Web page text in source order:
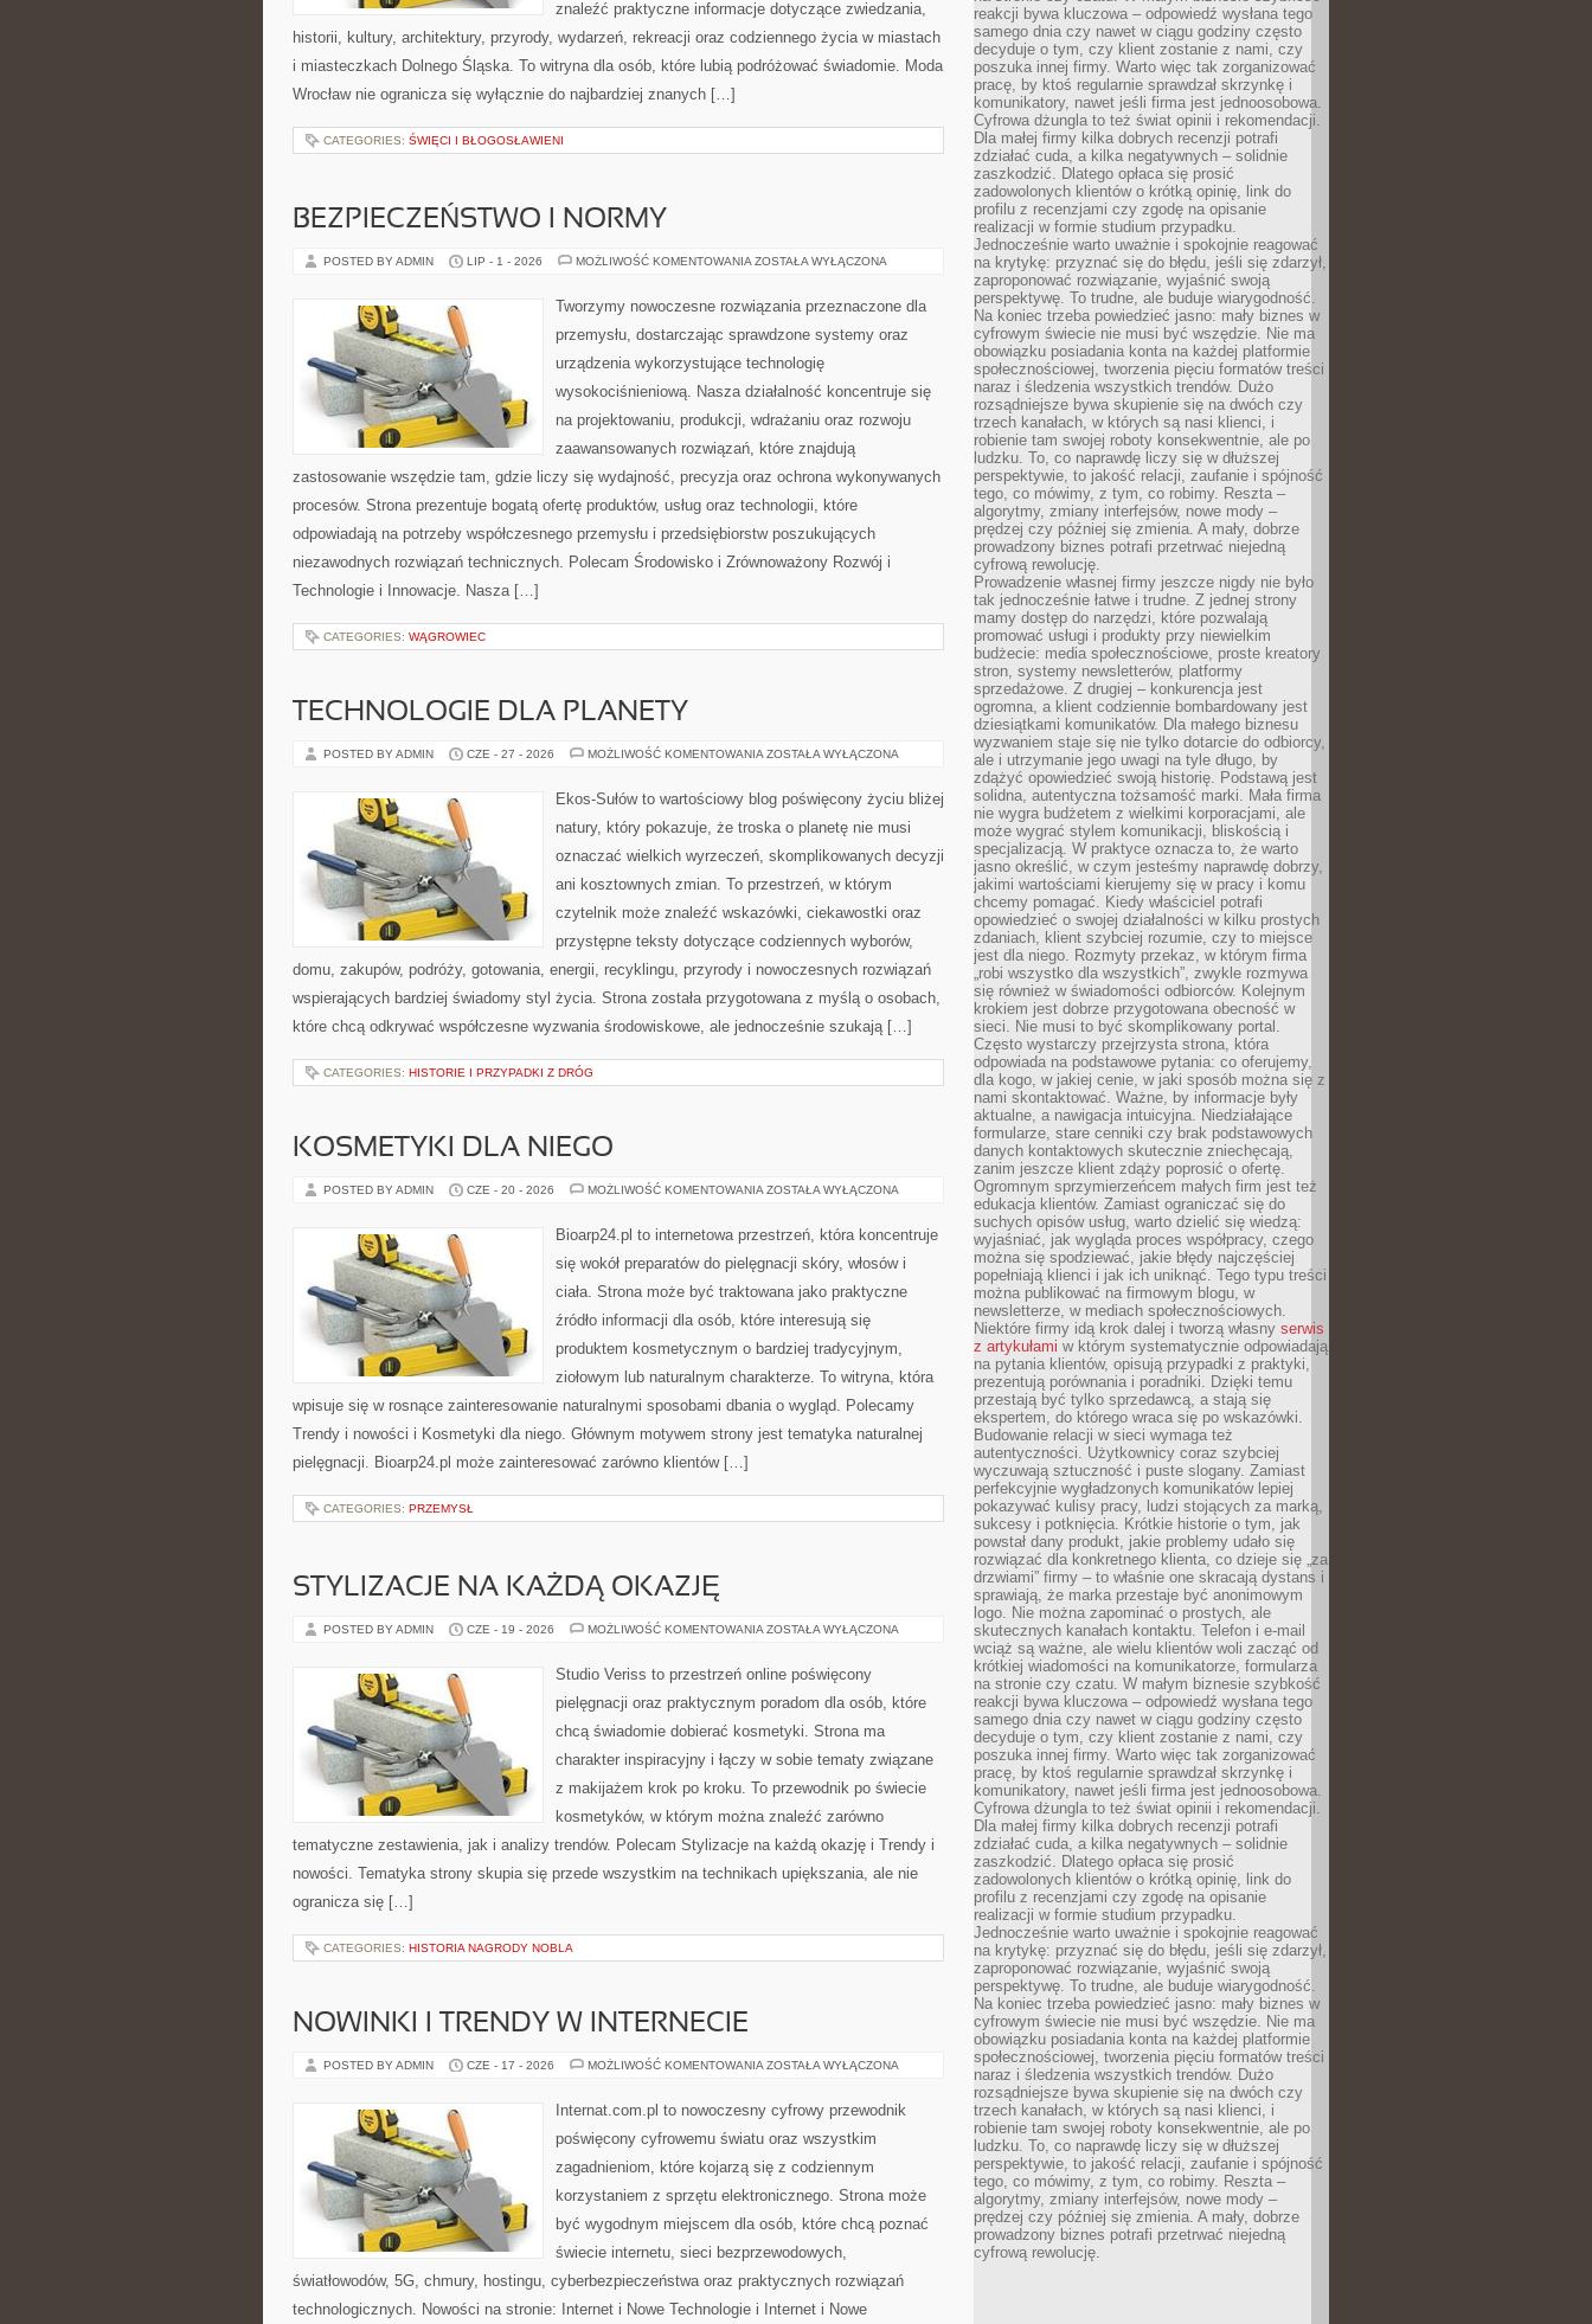
znaleźć praktyczne informacje dotyczące zwiedzania,
historii, kultury, architektury, przyrody, wydarzeń, rekreacji oraz codziennego życia w miastach
i miasteczkach Dolnego Śląska. To witryna dla osób, które lubią podróżować świadomie. Moda
Wrocław nie ogranicza się wyłącznie do najbardziej znanych […]
CATEGORIES: ŚWIĘCI I BŁOGOSŁAWIENI
BEZPIECZEŃSTWO I NORMY
POSTED BY ADMIN LIP - 1 - 2026 MOŻLIWOŚĆ KOMENTOWANIA BEZPIECZEŃSTWO
ZOSTAŁA WYŁĄCZONA
Tworzymy nowoczesne rozwiązania przeznaczone dla
przemysłu, dostarczając sprawdzone systemy oraz
urządzenia wykorzystujące technologię
wysokociśnieniową. Nasza działalność koncentruje się
na projektowaniu, produkcji, wdrażaniu oraz rozwoju
zaawansowanych rozwiązań, które znajdują
zastosowanie wszędzie tam, gdzie liczy się wydajność, precyzja oraz ochrona wykonywanych
procesów. Strona prezentuje bogatą ofertę produktów, usług oraz technologii, które
odpowiadają na potrzeby współczesnego przemysłu i przedsiębiorstw poszukujących
niezawodnych rozwiązań technicznych. Polecam Środowisko i Zrównoważony Rozwój i
Technologie i Innowacje. Nasza […]
CATEGORIES: WĄGROWIEC
TECHNOLOGIE DLA PLANETY
POSTED BY ADMIN CZE - 27 - 2026 MOŻLIWOŚĆ KOMENTOWANIA TECHNOLOGIE
ZOSTAŁA WYŁĄCZONA
Ekos-Sułów to wartościowy blog poświęcony życiu bliżej
natury, który pokazuje, że troska o planetę nie musi
oznaczać wielkich wyrzeczeń, skomplikowanych decyzji
ani kosztownych zmian. To przestrzeń, w którym
czytelnik może znaleźć wskazówki, ciekawostki oraz
przystępne teksty dotyczące codziennych wyborów,
domu, zakupów, podróży, gotowania, energii, recyklingu, przyrody i nowoczesnych rozwiązań
wspierających bardziej świadomy styl życia. Strona została przygotowana z myślą o osobach,
które chcą odkrywać współczesne wyzwania środowiskowe, ale jednocześnie szukają […]
CATEGORIES: HISTORIE I PRZYPADKI Z DRÓG
KOSMETYKI DLA NIEGO
POSTED BY ADMIN CZE - 20 - 2026 MOŻLIWOŚĆ KOMENTOWANIA KOSMETYKI
ZOSTAŁA WYŁĄCZONA
Bioarp24.pl to internetowa przestrzeń, która koncentruje
się wokół preparatów do pielęgnacji skóry, włosów i
ciała. Strona może być traktowana jako praktyczne
źródło informacji dla osób, które interesują się
produktem kosmetycznym o bardziej tradycyjnym,
ziołowym lub naturalnym charakterze. To witryna, która
wpisuje się w rosnące zainteresowanie naturalnymi sposobami dbania o wygląd. Polecamy
Trendy i nowości i Kosmetyki dla niego. Głównym motywem strony jest tematyka naturalnej
pielęgnacji. Bioarp24.pl może zainteresować zarówno klientów […]
CATEGORIES: PRZEMYSŁ
STYLIZACJE NA KAŻDĄ OKAZJĘ
POSTED BY ADMIN CZE - 19 - 2026 MOŻLIWOŚĆ KOMENTOWANIA STYLIZACJE
OKAZJĘ
ZOSTAŁA WYŁĄCZONA
Studio Veriss to przestrzeń online poświęcony
pielęgnacji oraz praktycznym poradom dla osób, które
chcą świadomie dobierać kosmetyki. Strona ma
charakter inspiracyjny i łączy w sobie tematy związane
z makijażem krok po kroku. To przewodnik po świecie
kosmetyków, w którym można znaleźć zarówno
tematyczne zestawienia, jak i analizy trendów. Polecam Stylizacje na każdą okazję i Trendy i
nowości. Tematyka strony skupia się przede wszystkim na technikach upiększania, ale nie
ogranicza się […]
CATEGORIES: HISTORIA NAGRODY NOBLA
NOWINKI I TRENDY W INTERNECIE
POSTED BY ADMIN CZE - 17 - 2026 MOŻLIWOŚĆ KOMENTOWANIA NOWINKI
INTERNECIE
ZOSTAŁA WYŁĄCZONA
Internat.com.pl to nowoczesny cyfrowy przewodnik
poświęcony cyfrowemu światu oraz wszystkim
zagadnieniom, które kojarzą się z codziennym
korzystaniem z sprzętu elektronicznego. Strona może
być wygodnym miejscem dla osób, które chcą poznać
świecie internetu, sieci bezprzewodowych,
światłowodów, 5G, chmury, hostingu, cyberbezpieczeństwa oraz praktycznych rozwiązań
technologicznych. Nowości na stronie: Internet i Nowe Technologie i Internet i Nowe
reakcji bywa kluczowa – odpowiedź wysłana tego
samego dnia czy nawet w ciągu godziny często
decyduje o tym, czy klient zostanie z nami, czy
poszuka innej firmy. Warto więc tak zorganizować
pracę, by ktoś regularnie sprawdzał skrzynkę i
komunikatory, nawet jeśli firma jest jednoosobowa.
Cyfrowa dżungla to też świat opinii i rekomendacji.
Dla małej firmy kilka dobrych recenzji potrafi
zdziałać cuda, a kilka negatywnych – solidnie
zaszkodzić. Dlatego opłaca się prosić
zadowolonych klientów o krótką opinię, link do
profilu z recenzjami czy zgodę na opisanie
realizacji w formie studium przypadku.
Jednocześnie warto uważnie i spokojnie reagować
na krytykę: przyznać się do błędu, jeśli się zdarzył,
zaproponować rozwiązanie, wyjaśnić swoją
perspektywę. To trudne, ale buduje wiarygodność.
Na koniec trzeba powiedzieć jasno: mały biznes w
cyfrowym świecie nie musi być wszędzie. Nie ma
obowiązku posiadania konta na każdej platformie
społecznościowej, tworzenia pięciu formatów treści
naraz i śledzenia wszystkich trendów. Dużo
rozsądniejsze bywa skupienie się na dwóch czy
trzech kanałach, w których są nasi klienci, i
robienie tam swojej roboty konsekwentnie, ale po
ludzku. To, co naprawdę liczy się w dłuższej
perspektywie, to jakość relacji, zaufanie i spójność
tego, co mówimy, z tym, co robimy. Reszta –
algorytmy, zmiany interfejsów, nowe mody –
prędzej czy później się zmienia. A mały, dobrze
prowadzony biznes potrafi przetrwać niejedną
cyfrową rewolucję.
Prowadzenie własnej firmy jeszcze nigdy nie było
tak jednocześnie łatwe i trudne. Z jednej strony
mamy dostęp do narzędzi, które pozwalają
promować usługi i produkty przy niewielkim
budżecie: media społecznościowe, proste kreatory
stron, systemy newsletterów, platformy
sprzedażowe. Z drugiej – konkurencja jest
ogromna, a klient codziennie bombardowany jest
dziesiątkami komunikatów. Dla małego biznesu
wyzwaniem staje się nie tylko dotarcie do odbiorcy,
ale i utrzymanie jego uwagi na tyle długo, by
zdążyć opowiedzieć swoją historię. Podstawą jest
solidna, autentyczna tożsamość marki. Mała firma
nie wygra budżetem z wielkimi korporacjami, ale
może wygrać stylem komunikacji, bliskością i
specjalizacją. W praktyce oznacza to, że warto
jasno określić, w czym jesteśmy naprawdę dobrzy,
jakimi wartościami kierujemy się w pracy i komu
chcemy pomagać. Kiedy właściciel potrafi
opowiedzieć o swojej działalności w kilku prostych
zdaniach, klient szybciej rozumie, czy to miejsce
jest dla niego. Rozmyty przekaz, w którym firma
„robi wszystko dla wszystkich”, zwykle rozmywa
się również w świadomości odbiorców. Kolejnym
krokiem jest dobrze przygotowana obecność w
sieci. Nie musi to być skomplikowany portal.
Często wystarczy przejrzysta strona, która
odpowiada na podstawowe pytania: co oferujemy,
dla kogo, w jakiej cenie, w jaki sposób można się z
nami skontaktować. Ważne, by informacje były
aktualne, a nawigacja intuicyjna. Niedziałające
formularze, stare cenniki czy brak podstawowych
danych kontaktowych skutecznie zniechęcają,
zanim jeszcze klient zdąży poprosić o ofertę.
Ogromnym sprzymierzeńcem małych firm jest też
edukacja klientów. Zamiast ograniczać się do
suchych opisów usług, warto dzielić się wiedzą:
wyjaśniać, jak wygląda proces współpracy, czego
można się spodziewać, jakie błędy najczęściej
popełniają klienci i jak ich uniknąć. Tego typu treści
można publikować na firmowym blogu, w
newsletterze, w mediach społecznościowych.
Niektóre firmy idą krok dalej i tworzą własny serwis
z artykułami w którym systematycznie odpowiadają
na pytania klientów, opisują przypadki z praktyki,
prezentują porównania i poradniki. Dzięki temu
przestają być tylko sprzedawcą, a stają się
ekspertem, do którego wraca się po wskazówki.
Budowanie relacji w sieci wymaga też
autentyczności. Użytkownicy coraz szybciej
wyczuwają sztuczność i puste slogany. Zamiast
perfekcyjnie wygładzonych komunikatów lepiej
pokazywać kulisy pracy, ludzi stojących za marką,
sukcesy i potknięcia. Krótkie historie o tym, jak
powstał dany produkt, jakie problemy udało się
rozwiązać dla konkretnego klienta, co dzieje się „za
drzwiami” firmy – to właśnie one skracają dystans i
sprawiają, że marka przestaje być anonimowym
logo. Nie można zapominać o prostych, ale
skutecznych kanałach kontaktu. Telefon i e-mail
wciąż są ważne, ale wielu klientów woli zacząć od
krótkiej wiadomości na komunikatorze, formularza
na stronie czy czatu. W małym biznesie szybkość
reakcji bywa kluczowa – odpowiedź wysłana tego
samego dnia czy nawet w ciągu godziny często
decyduje o tym, czy klient zostanie z nami, czy
poszuka innej firmy. Warto więc tak zorganizować
pracę, by ktoś regularnie sprawdzał skrzynkę i
komunikatory, nawet jeśli firma jest jednoosobowa.
Cyfrowa dżungla to też świat opinii i rekomendacji.
Dla małej firmy kilka dobrych recenzji potrafi
zdziałać cuda, a kilka negatywnych – solidnie
zaszkodzić. Dlatego opłaca się prosić
zadowolonych klientów o krótką opinię, link do
profilu z recenzjami czy zgodę na opisanie
realizacji w formie studium przypadku.
Jednocześnie warto uważnie i spokojnie reagować
na krytykę: przyznać się do błędu, jeśli się zdarzył,
zaproponować rozwiązanie, wyjaśnić swoją
perspektywę. To trudne, ale buduje wiarygodność.
Na koniec trzeba powiedzieć jasno: mały biznes w
cyfrowym świecie nie musi być wszędzie. Nie ma
obowiązku posiadania konta na każdej platformie
społecznościowej, tworzenia pięciu formatów treści
naraz i śledzenia wszystkich trendów. Dużo
rozsądniejsze bywa skupienie się na dwóch czy
trzech kanałach, w których są nasi klienci, i
robienie tam swojej roboty konsekwentnie, ale po
ludzku. To, co naprawdę liczy się w dłuższej
perspektywie, to jakość relacji, zaufanie i spójność
tego, co mówimy, z tym, co robimy. Reszta –
algorytmy, zmiany interfejsów, nowe mody –
prędzej czy później się zmienia. A mały, dobrze
prowadzony biznes potrafi przetrwać niejedną
cyfrową rewolucję.